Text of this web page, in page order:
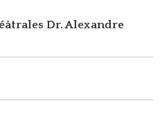
Dr. Alexandre